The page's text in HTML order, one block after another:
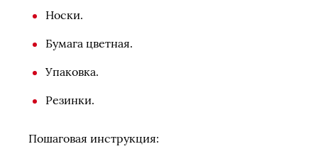
Носки.
Бумага цветная.
Упаковка.
Резинки.
Пошаговая инструкция: